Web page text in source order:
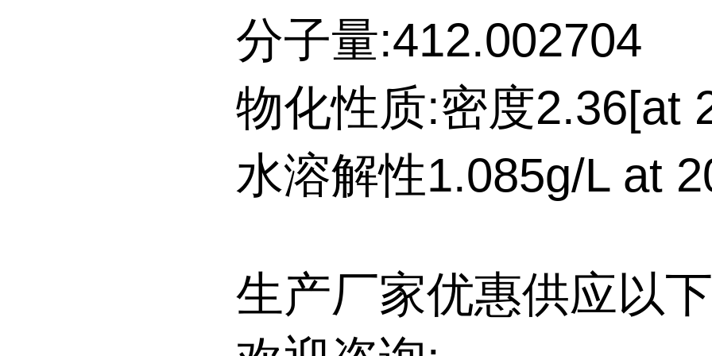
分子量:412.002704
物化性质:密度2.36[at
水溶解性1.085g/L at
生产厂家优惠供应以